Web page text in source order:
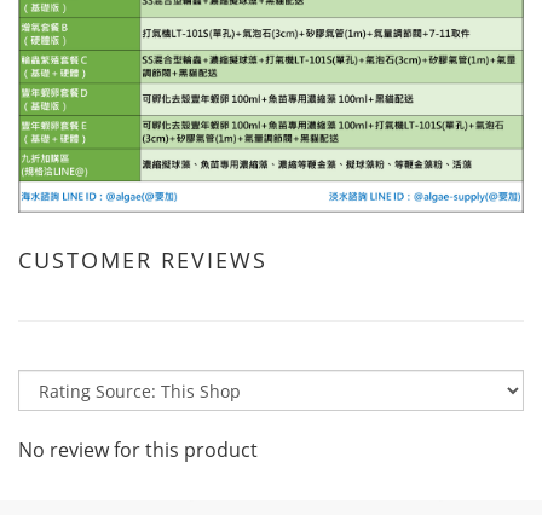
CUSTOMER REVIEWS
No review for this product